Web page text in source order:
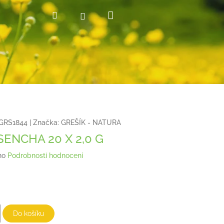
HledatPřihlášení
košík
Značka: GREŠÍK - NATURA
20 X 2,0 G
Podrobnosti hodnocení
Do košíku